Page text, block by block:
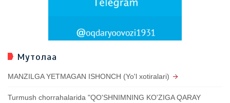
Мутолаа
MANZILGA YETMAGAN ISHONCH (Yo'l xotiralari)
Turmush chorrahalarida "QO'SHNIMNING KO'ZIGA QARAY